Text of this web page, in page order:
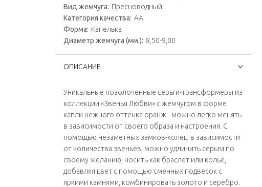
Вид жемчуга: Пресноводный
Категория качества: АА
Форма: Капелька
Диаметр жемчуга (мм.): 8,50-9,00
ОПИСАНИЕ
Уникальные позолоченные серьги-трансформеры из
коллекции «Звенья Любви» с жемчугом в форме
капли нежного оттенка оранж - можно легко менять
в зависимости от своего образа и настроения. С
помощью незаметных замков-колец, в зависимости
от количества звеньев, можно удлинить серьги по
своему желанию, носить как браслет или колье,
добавляя цвет с помощью сменных подвесок с
яркими камнями, комбинировать золото и серебро.